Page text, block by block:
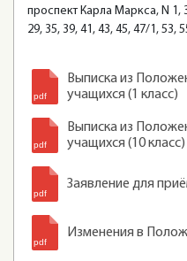
проспект Карла Маркса, N 1,
29, 35, 39, 41, 43, 45, 47/1, 53,
Выписка из
учащихся (1 класс)
Выписка из
учащихся (10 класс)
Заявление для
Изменения в